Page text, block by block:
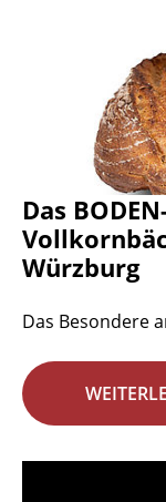
Das
Würzburg
Das Besondere